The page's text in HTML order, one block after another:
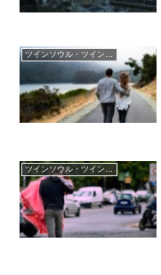
ツインソウル・ツインフレーム